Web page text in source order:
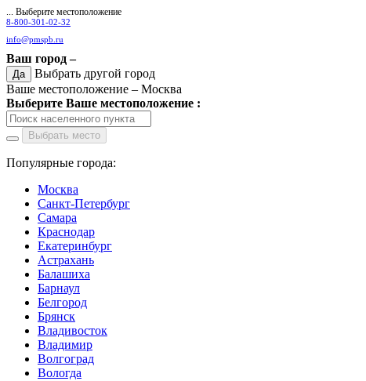
... Выберите местоположение
8-800-301-02-32
info@pmspb.ru
Ваш город –
Да
Выбрать другой город
Ваше местоположение – Москва
Выберите Ваше местоположение :
Выбрать место
Популярные города:
Москва
Санкт-Петербург
Самара
Краснодар
Екатеринбург
Астрахань
Балашиха
Барнаул
Белгород
Брянск
Владивосток
Владимир
Волгоград
Вологда